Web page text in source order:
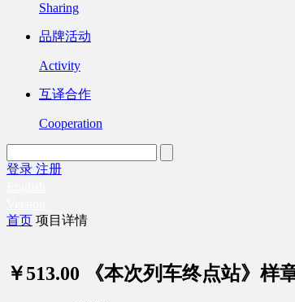
Sharing
品牌活动
Activity
互译合作
Cooperation
登录 注册
首页 项目详情
￥513.00 《本次列车终点站》样